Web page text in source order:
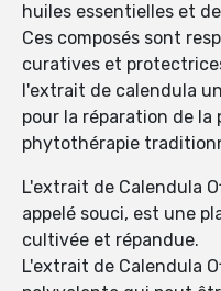
huiles essentielles et
Ces composés sont
curatives et
l'extrait de calendula
pour la réparation de la
phytothérapie
L'extrait de Calendula
appelé souci, est une
cultivée et répandue.
L'extrait de Calendula